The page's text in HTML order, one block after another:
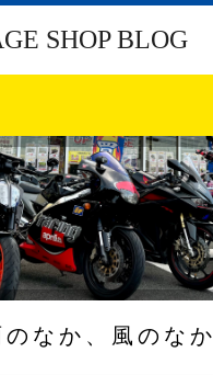
SHOP BLOG
のなか、風のなか